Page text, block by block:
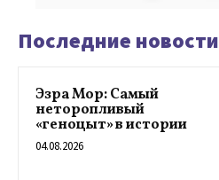
Последние новости
Эзра Мор: Самый
неторопливый
«геноцыт» в истории
04.08.2026